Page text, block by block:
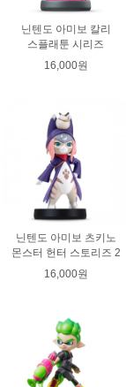
닌텐도 아미보 칼리
스플래툰 시리즈
16,000원
닌텐도 아미보 츠키노
몬스터 헌터 스토리즈 2
16,000원